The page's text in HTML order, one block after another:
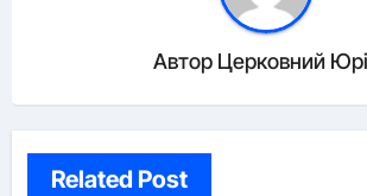
Автор Церковний
Related Post